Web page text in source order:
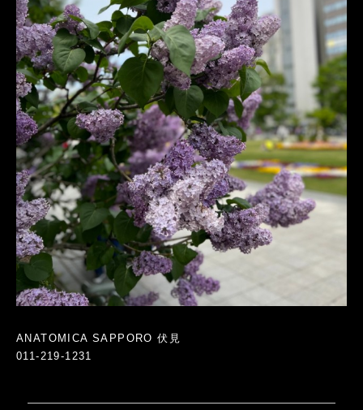
ANATOMICA SAPPORO 伏見
011-219-1231